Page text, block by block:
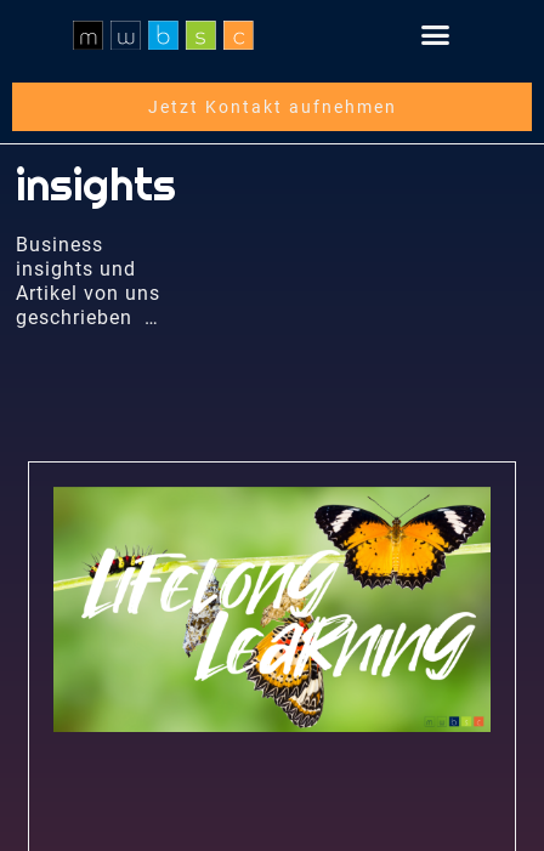
Jetzt Kontakt aufnehmen
insights
Business
insights und
Artikel von uns
geschrieben …